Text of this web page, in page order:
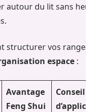
autour du lit sans
structurer vos
espace :
Avantage
Feng Shui
Conseil